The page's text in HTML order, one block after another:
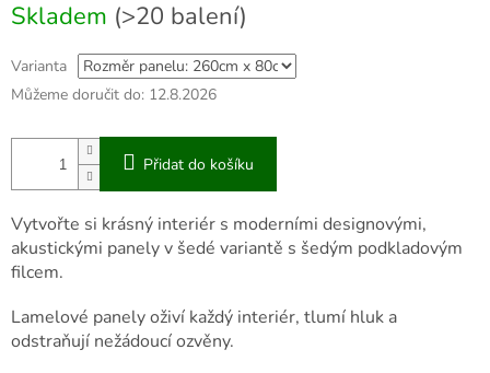
Skladem (>20 balení)
Varianta
Můžeme doručit do: 12.8.2026
Přidat do košíku
Vytvořte si krásný interiér s moderními designovými,
akustickými panely v šedé variantě s šedým podkladovým
filcem.
Lamelové panely oživí každý interiér, tlumí hluk a
odstraňují nežádoucí ozvěny.